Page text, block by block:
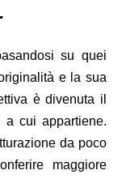
su quei
e la sua
è divenuta il
a cui appartiene.
da poco
maggiore